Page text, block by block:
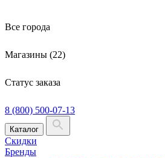
Все города
Магазины (22)
Статус заказа
8 (800) 500-07-13
Каталог
Скидки
Бренды